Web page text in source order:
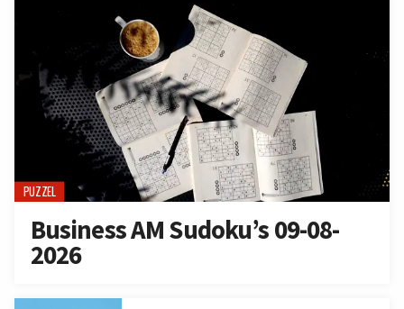
PUZZEL
Business AM Sudoku’s 09-08-
2026